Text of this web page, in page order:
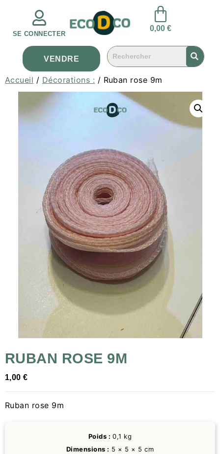
SE CONNECTER
0,00€
VENDRE
Accueil / Décorations : / Ruban rose 9m
RUBAN ROSE 9M
1,00€
Ruban rose 9m
Poids : 0,1 kg
Dimensions : 5 × 5 × 5 cm